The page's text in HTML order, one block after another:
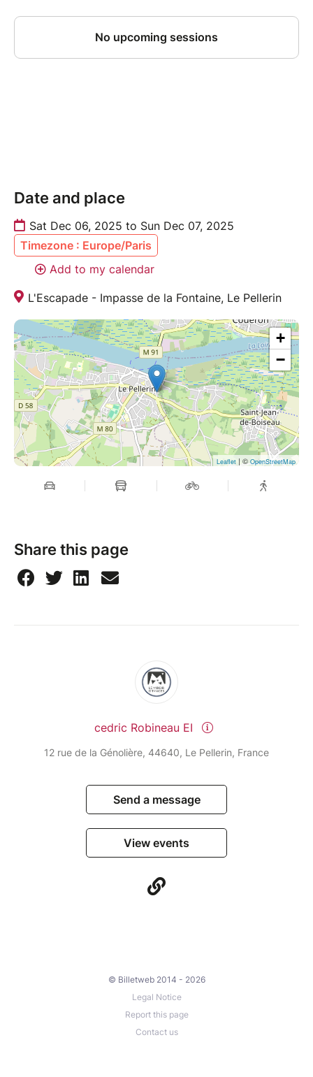
Date and place
Sat Dec 06, 2025 to Sun Dec 07, 2025
Timezone : Europe/Paris
Add to my calendar
L'Escapade - Impasse de la Fontaine, Le Pellerin
+
−
Leaflet | ©OpenStreetMap
Share this page
cedric Robineau EI
12 rue de la Génolière, 44640, Le Pellerin, France
Send a message
View events
© Billetweb 2014 - 2026
Legal Notice
Report this page
Contact us